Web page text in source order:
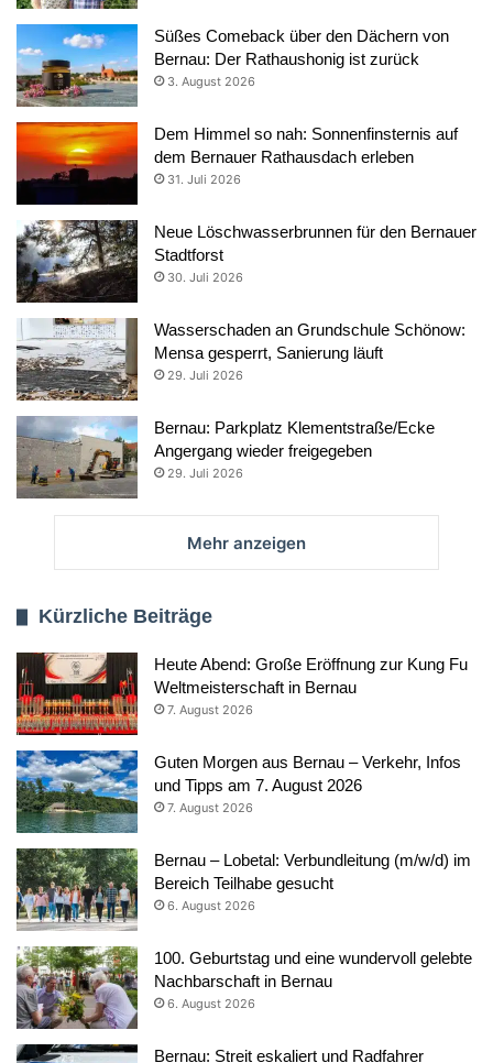
Süßes Comeback über den Dächern von
Bernau: Der Rathaushonig ist zurück
3. August 2026
Dem Himmel so nah: Sonnenfinsternis auf
dem Bernauer Rathausdach erleben
31. Juli 2026
Neue Löschwasserbrunnen für den Bernauer
Stadtforst
30. Juli 2026
Wasserschaden an Grundschule Schönow:
Mensa gesperrt, Sanierung läuft
29. Juli 2026
Bernau: Parkplatz Klementstraße/Ecke
Angergang wieder freigegeben
29. Juli 2026
Mehr anzeigen
Kürzliche Beiträge
Heute Abend: Große Eröffnung zur Kung Fu
Weltmeisterschaft in Bernau
7. August 2026
Guten Morgen aus Bernau – Verkehr, Infos
und Tipps am 7. August 2026
7. August 2026
Bernau – Lobetal: Verbundleitung (m/w/d) im
Bereich Teilhabe gesucht
6. August 2026
100. Geburtstag und eine wundervoll gelebte
Nachbarschaft in Bernau
6. August 2026
Bernau: Streit eskaliert und Radfahrer